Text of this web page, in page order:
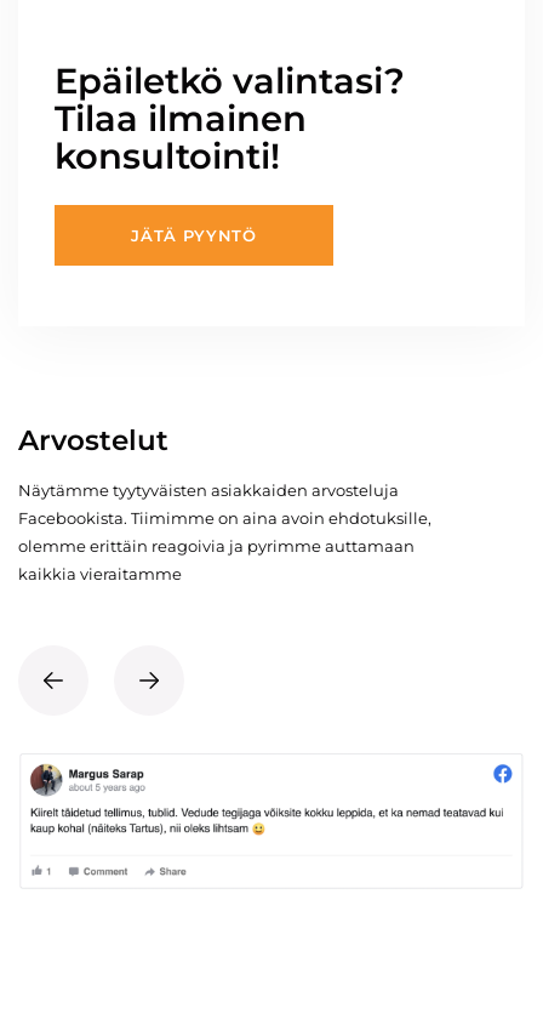
Epäiletkö valintasi?
Tilaa ilmainen
konsultointi!
JÄTÄ PYYNTÖ
Arvostelut
Näytämme tyytyväisten asiakkaiden arvosteluja
Facebookista. Tiimimme on aina avoin ehdotuksille,
olemme erittäin reagoivia ja pyrimme auttamaan
kaikkia vieraitamme